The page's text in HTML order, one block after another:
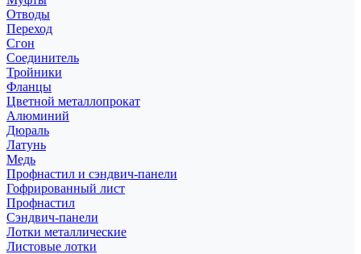
Отводы
Переход
Сгон
Соединитель
Тройники
Фланцы
Цветной металлопрокат
Алюминий
Дюраль
Латунь
Медь
Профнастил и сэндвич-панели
Гофрированный лист
Профнастил
Сэндвич-панели
Лотки металлические
Листовые лотки